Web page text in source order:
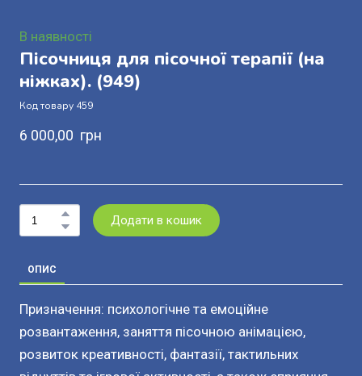
В наявності
Пісочниця для пісочної терапії (на
ніжках). (949)
Код товару 459
6 000,00  грн
Додати в кошик
ОПИС
Призначення: психологічне та емоційне
розвантаження, заняття пісочною анімацією,
розвиток креативності, фантазії, тактильних